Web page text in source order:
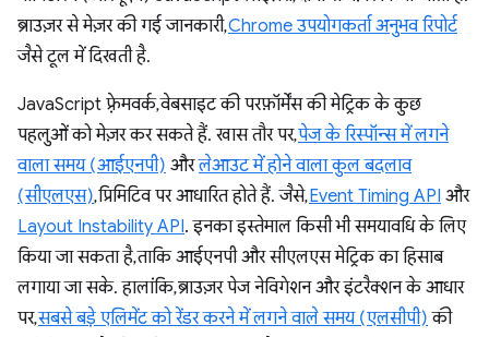
ब्राउज़र से मेज़र की गई जानकारी,Chrome उपयोगकर्ता अनुभव रिपोर्ट
जैसे टूल में दिखती है.
JavaScript फ़्रेमवर्क, वेबसाइट की परफ़ॉर्मेंस की मेट्रिक के कुछ
पहलुओं को मेज़र कर सकते हैं. खास तौर पर,पेज के रिस्पॉन्स में लगने
वाला समय (आईएनपी) औरलेआउट में होने वाला कुल बदलाव
(सीएलएस), प्रिमिटिव पर आधारित होते हैं. जैसे,Event Timing API और
Layout Instability API. इनका इस्तेमाल किसी भी समयावधि के लिए
किया जा सकता है, ताकि आईएनपी और सीएलएस मेट्रिक का हिसाब
लगाया जा सके. हालांकि, ब्राउज़र पेज नेविगेशन और इंटरैक्शन के आधार
पर,सबसे बड़े एलिमेंट को रेंडर करने में लगने वाले समय (एलसीपी) की